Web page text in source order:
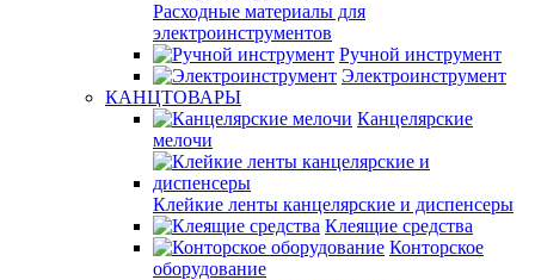
Расходные материалы для
электроинструментов
Ручной инструмент
Электроинструмент
КАНЦТОВАРЫ
Канцелярские
мелочи
Клейкие ленты канцелярские и диспенсеры
Клеящие средства
Конторское
оборудование